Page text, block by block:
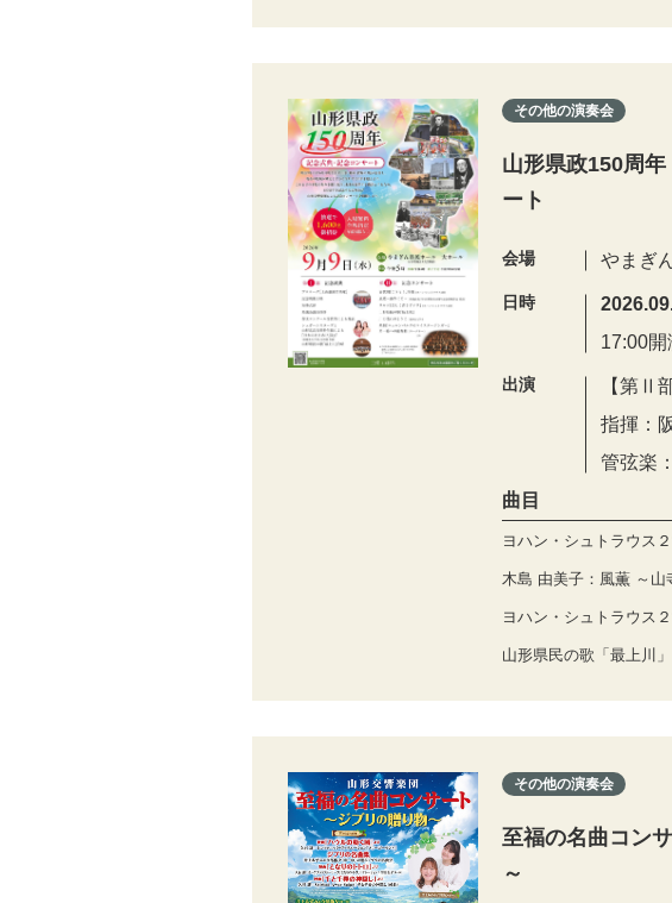
その他の演奏会
山形県政150周
ート
会場 やまぎ
日時
17:00開
出演
【第Ⅱ
指揮：
管弦楽
曲目
ヨハン・シュトラウス
木島 由美子：風薫 ～山
ヨハン・シュトラウス
山形県民の歌「最上川
その他の演奏会
至福の名曲コン
～